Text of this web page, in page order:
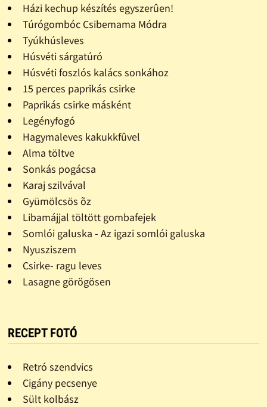
Házi kechup készítés egyszerûen!
Túrógombóc Csibemama Módra
Tyúkhúsleves
Húsvéti sárgatúró
Húsvéti foszlós kalács sonkához
15 perces paprikás csirke
Paprikás csirke másként
Legényfogó
Hagymaleves kakukkfûvel
Alma töltve
Sonkás pogácsa
Karaj szilvával
Gyümölcsös õz
Libamájjal töltött gombafejek
Somlói galuska - Az igazi somlói galuska
Nyusziszem
Csirke- ragu leves
Lasagne görögösen
RECEPT FOTÓ
Retró szendvics
Cigány pecsenye
Sült kolbász